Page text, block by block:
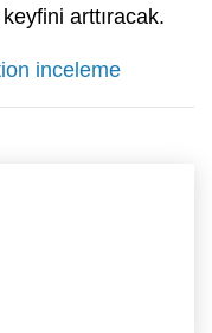
arttıracak.
inceleme